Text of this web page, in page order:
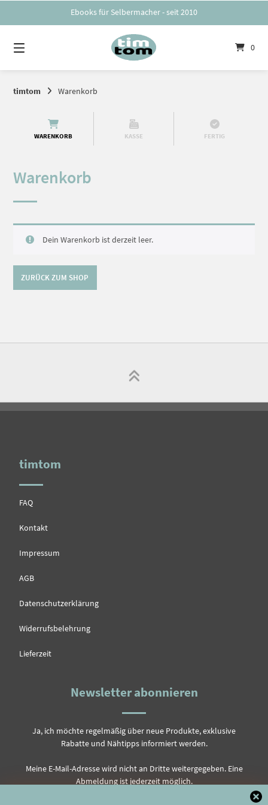
Ebooks für Selbermacher - seit 2010
0
timtom Warenkorb
WARENKORB KASSE FERTIG
Warenkorb
Dein Warenkorb ist derzeit leer.
ZURÜCK ZUM SHOP
timtom
FAQ
Kontakt
Impressum
AGB
Datenschutzerklärung
Widerrufsbelehrung
Lieferzeit
Newsletter abonnieren
Ja, ich möchte regelmäßig über neue Produkte, exklusive
Rabatte und Nähtipps informiert werden.
Meine E-Mail-Adresse wird nicht an Dritte weitergegeben. Eine
Abmeldung ist jederzeit möglich.